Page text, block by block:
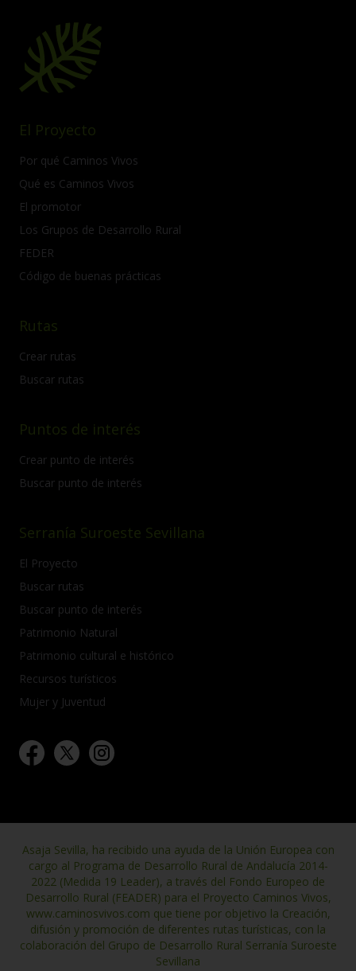
El Proyecto
Por qué Caminos Vivos
Qué es Caminos Vivos
El promotor
Los Grupos de Desarrollo Rural
FEDER
Código de buenas prácticas
Rutas
Crear rutas
Buscar rutas
Puntos de interés
Crear punto de interés
Buscar punto de interés
Serranía Suroeste Sevillana
El Proyecto
Buscar rutas
Buscar punto de interés
Patrimonio Natural
Patrimonio cultural e histórico
Recursos turísticos
Mujer y Juventud
Asaja Sevilla, ha recibido una ayuda de la Unión Europea con
cargo al Programa de Desarrollo Rural de Andalucía 2014-
2022 (Medida 19 Leader), a través del Fondo Europeo de
Desarrollo Rural (FEADER) para el Proyecto Caminos Vivos,
www.caminosvivos.com que tiene por objetivo la Creación,
difusión y promoción de diferentes rutas turísticas, con la
colaboración del Grupo de Desarrollo Rural Serranía Suroeste
Sevillana